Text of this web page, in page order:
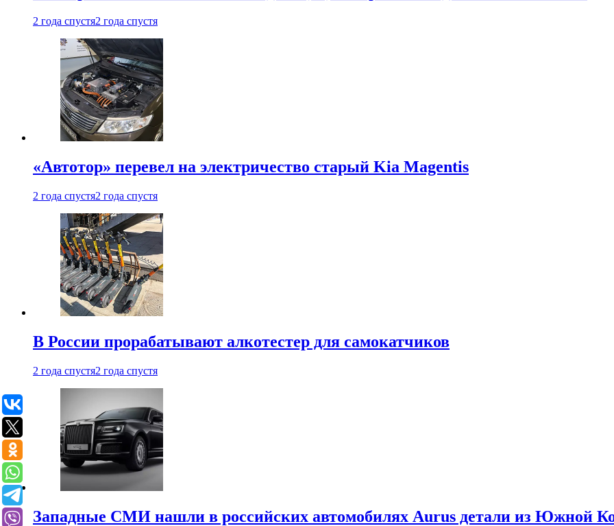
2 года спустя2 года спустя
«Автотор» перевел на электричество старый Kia Magentis
2 года спустя2 года спустя
В России прорабатывают алкотестер для самокатчиков
2 года спустя2 года спустя
Западные СМИ нашли в российских автомобилях Aurus детали из Южной